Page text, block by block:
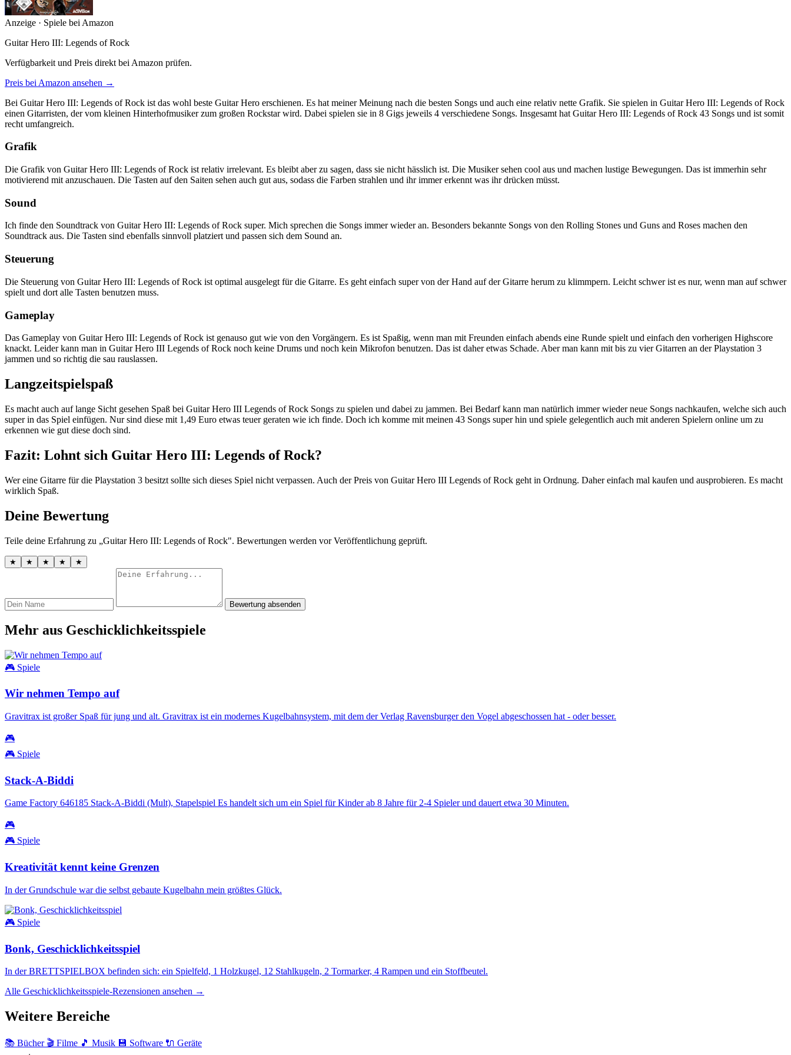
Anzeige · Spiele bei Amazon
Guitar Hero III: Legends of Rock
Verfügbarkeit und Preis direkt bei Amazon prüfen.
Preis bei Amazon ansehen →
Bei Guitar Hero III: Legends of Rock ist das wohl beste Guitar Hero erschienen. Es hat meiner Meinung nach die besten Songs und auch eine relativ nette Grafik. Sie spielen in Guitar Hero III: Legends of Rock
einen Gitarristen, der vom kleinen Hinterhofmusiker zum großen Rockstar wird. Dabei spielen sie in 8 Gigs jeweils 4 verschiedene Songs. Insgesamt hat Guitar Hero III: Legends of Rock 43 Songs und ist somit
recht umfangreich.
Grafik
Die Grafik von Guitar Hero III: Legends of Rock ist relativ irrelevant. Es bleibt aber zu sagen, dass sie nicht hässlich ist. Die Musiker sehen cool aus und machen lustige Bewegungen. Das ist immerhin sehr
motivierend mit anzuschauen. Die Tasten auf den Saiten sehen auch gut aus, sodass die Farben strahlen und ihr immer erkennt was ihr drücken müsst.
Sound
Ich finde den Soundtrack von Guitar Hero III: Legends of Rock super. Mich sprechen die Songs immer wieder an. Besonders bekannte Songs von den Rolling Stones und Guns and Roses machen den
Soundtrack aus. Die Tasten sind ebenfalls sinnvoll platziert und passen sich dem Sound an.
Steuerung
Die Steuerung von Guitar Hero III: Legends of Rock ist optimal ausgelegt für die Gitarre. Es geht einfach super von der Hand auf der Gitarre herum zu klimmpern. Leicht schwer ist es nur, wenn man auf schwer
spielt und dort alle Tasten benutzen muss.
Gameplay
Das Gameplay von Guitar Hero III: Legends of Rock ist genauso gut wie von den Vorgängern. Es ist Spaßig, wenn man mit Freunden einfach abends eine Runde spielt und einfach den vorherigen Highscore
knackt. Leider kann man in Guitar Hero III Legends of Rock noch keine Drums und noch kein Mikrofon benutzen. Das ist daher etwas Schade. Aber man kann mit bis zu vier Gitarren an der Playstation 3
jammen und so richtig die sau rauslassen.
Langzeitspielspaß
Es macht auch auf lange Sicht gesehen Spaß bei Guitar Hero III Legends of Rock Songs zu spielen und dabei zu jammen. Bei Bedarf kann man natürlich immer wieder neue Songs nachkaufen, welche sich auch
super in das Spiel einfügen. Nur sind diese mit 1,49 Euro etwas teuer geraten wie ich finde. Doch ich komme mit meinen 43 Songs super hin und spiele gelegentlich auch mit anderen Spielern online um zu
erkennen wie gut diese doch sind.
Fazit: Lohnt sich Guitar Hero III: Legends of Rock?
Wer eine Gitarre für die Playstation 3 besitzt sollte sich dieses Spiel nicht verpassen. Auch der Preis von Guitar Hero III Legends of Rock geht in Ordnung. Daher einfach mal kaufen und ausprobieren. Es macht
wirklich Spaß.
Deine Bewertung
Teile deine Erfahrung zu „Guitar Hero III: Legends of Rock". Bewertungen werden vor Veröffentlichung geprüft.
★ ★ ★ ★ ★
Bewertung absenden
Mehr aus Geschicklichkeitsspiele
🎮 Spiele
Wir nehmen Tempo auf
Gravitrax ist großer Spaß für jung und alt. Gravitrax ist ein modernes Kugelbahnsystem, mit dem der Verlag Ravensburger den Vogel abgeschossen hat - oder besser.
🎮
🎮 Spiele
Stack-A-Biddi
Game Factory 646185 Stack-A-Biddi (Mult), Stapelspiel Es handelt sich um ein Spiel für Kinder ab 8 Jahre für 2-4 Spieler und dauert etwa 30 Minuten.
🎮
🎮 Spiele
Kreativität kennt keine Grenzen
In der Grundschule war die selbst gebaute Kugelbahn mein größtes Glück.
🎮 Spiele
Bonk, Geschicklichkeitsspiel
In der BRETTSPIELBOX befinden sich: ein Spielfeld, 1 Holzkugel, 12 Stahlkugeln, 2 Tormarker, 4 Rampen und ein Stoffbeutel.
Alle Geschicklichkeitsspiele-Rezensionen ansehen →
Weitere Bereiche
📚 Bücher 🎬 Filme 🎵 Musik 💾 Software 🔌 Geräte